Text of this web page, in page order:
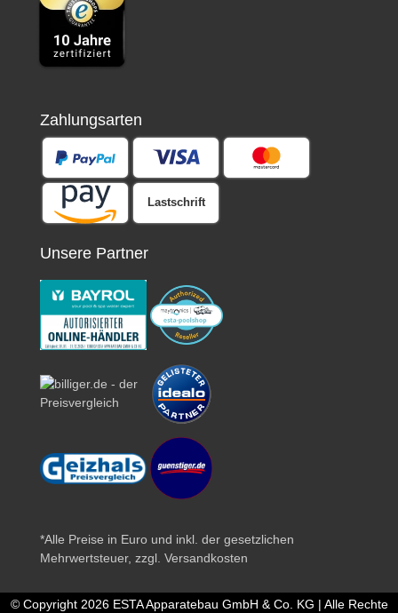
Zahlungsarten
Lastschrift
Unsere Partner
*Alle Preise in Euro und inkl. der gesetzlichen
Mehrwertsteuer, zzgl. Versandkosten
© Copyright 2026 ESTA Apparatebau GmbH & Co. KG | Alle Rechte